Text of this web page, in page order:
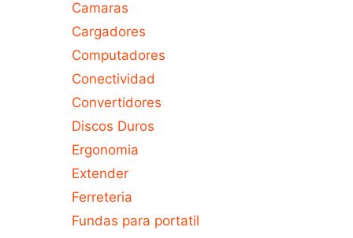
Camaras
Cargadores
Computadores
Conectividad
Convertidores
Discos Duros
Ergonomia
Extender
Ferreteria
Fundas para portatil